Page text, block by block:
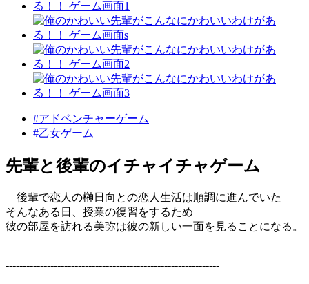
#アドベンチャーゲーム
#乙女ゲーム
先輩と後輩のイチャイチャゲーム
後輩で恋人の榊日向との恋人生活は順調に進んでいた
そんなある日、授業の復習をするため
彼の部屋を訪れる美弥は彼の新しい一面を見ることになる。
--------------------------------------------------------------